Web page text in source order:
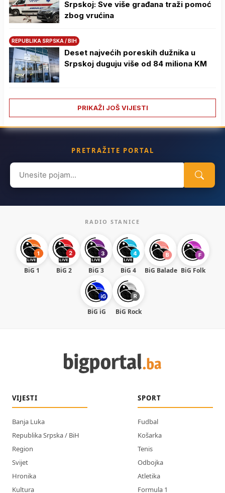
Srpskoj: Sve više građana traži pomoć
zbog vrućina
REPUBLIKA SRPSKA / BIH
Deset najvećih poreskih dužnika u
Srpskoj duguju više od 84 miliona KM
PRIKAŽI JOŠ VIJESTI
PRETRAŽITE PORTAL
Search
for:
RADIO STANICE
BiG 1 BiG 2 BiG 3 BiG 4 BiG Balade BiG Folk
BiG iG BiG Rock
VIJESTI
Banja Luka
Republika Srpska / BiH
Region
Svijet
Hronika
Kultura
SPORT
Fudbal
Košarka
Tenis
Odbojka
Atletika
Formula 1